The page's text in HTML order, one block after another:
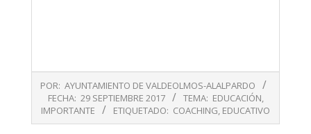
09-
29
POR: AYUNTAMIENTO DE VALDEOLMOS-ALALPARDO
FECHA: 29 SEPTIEMBRE 2017 TEMA: EDUCACIÓN
IMPORTANTE
ETIQUETADO: COACHING EDUCATIVO